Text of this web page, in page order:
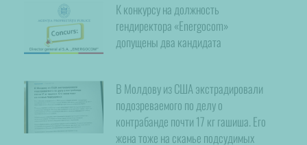
К конкурсу на должность
гендиректора «Energocom»
допущены два кандидата
В Молдову из США экстрадировали
подозреваемого по делу о
контрабанде почти 17 кг гашиша. Его
жена тоже на скамье подсудимых